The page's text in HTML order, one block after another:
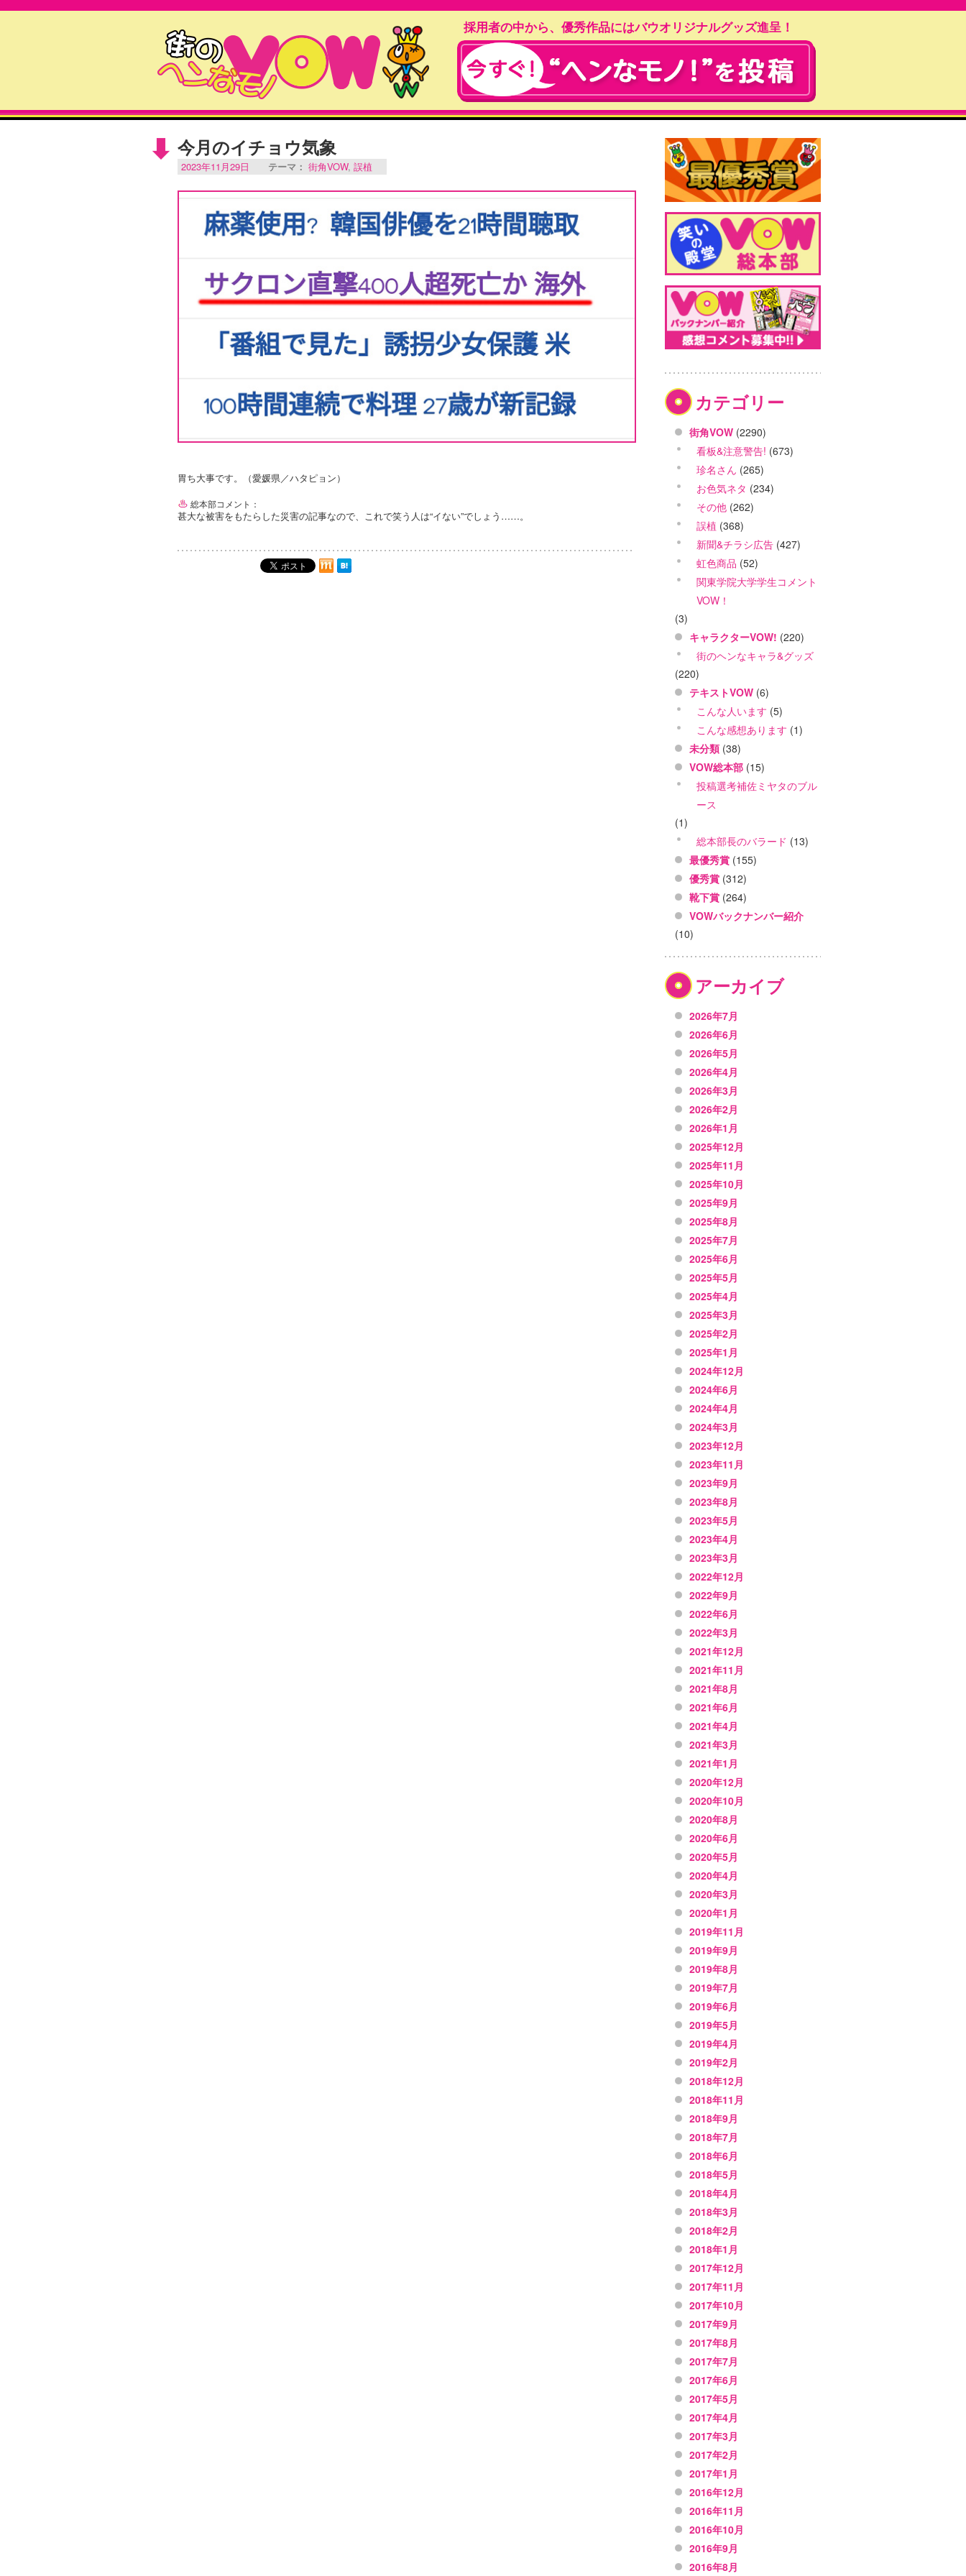
採用者の中から、優秀作品にはバウオリジナルグッズ進呈！
今月のイチョウ気象
2023年11月29日 テーマ： 街角VOW, 誤植
胃ち大事です。（愛媛県／ハタピョン）
総本部コメント：
甚大な被害をもたらした災害の記事なので、これで笑う人は“イない”でしょう……。
カテゴリー
街角VOW (2290)
看板&注意警告! (673)
珍名さん (265)
お色気ネタ (234)
その他 (262)
誤植 (368)
新聞&チラシ広告 (427)
虹色商品 (52)
関東学院大学学生コメント
VOW！
(3)
キャラクターVOW! (220)
街のヘンなキャラ&グッズ
(220)
テキストVOW (6)
こんな人います (5)
こんな感想あります (1)
未分類 (38)
VOW総本部 (15)
投稿選考補佐ミヤタのブル
ース
(1)
総本部長のバラード (13)
最優秀賞 (155)
優秀賞 (312)
靴下賞 (264)
VOWバックナンバー紹介
(10)
アーカイブ
2026年7月
2026年6月
2026年5月
2026年4月
2026年3月
2026年2月
2026年1月
2025年12月
2025年11月
2025年10月
2025年9月
2025年8月
2025年7月
2025年6月
2025年5月
2025年4月
2025年3月
2025年2月
2025年1月
2024年12月
2024年6月
2024年4月
2024年3月
2023年12月
2023年11月
2023年9月
2023年8月
2023年5月
2023年4月
2023年3月
2022年12月
2022年9月
2022年6月
2022年3月
2021年12月
2021年11月
2021年8月
2021年6月
2021年4月
2021年3月
2021年1月
2020年12月
2020年10月
2020年8月
2020年6月
2020年5月
2020年4月
2020年3月
2020年1月
2019年11月
2019年9月
2019年8月
2019年7月
2019年6月
2019年5月
2019年4月
2019年2月
2018年12月
2018年11月
2018年9月
2018年7月
2018年6月
2018年5月
2018年4月
2018年3月
2018年2月
2018年1月
2017年12月
2017年11月
2017年10月
2017年9月
2017年8月
2017年7月
2017年6月
2017年5月
2017年4月
2017年3月
2017年2月
2017年1月
2016年12月
2016年11月
2016年10月
2016年9月
2016年8月